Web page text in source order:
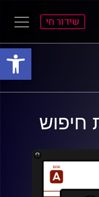
פתח
שידור חי
חיפוש